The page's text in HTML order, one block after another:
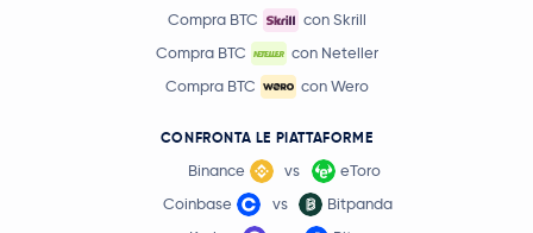
Compra BTC
con Skrill
Compra BTC
con Neteller
Compra BTC
con Wero
CONFRONTA LE PIATTAFORME
Binance vs
eToro
Coinbase
vs
Bitpanda